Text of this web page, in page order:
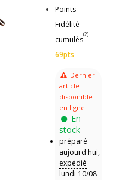
Points
Fidélité
cumulés
(2)
69pts
Dernier
article
disponible
en ligne
En
stock
préparé
aujourd'hui,
expédié
lundi 10/08